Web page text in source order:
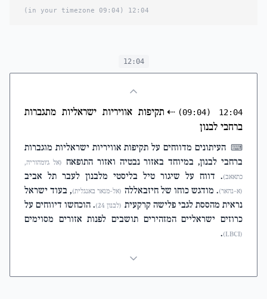
12:04
(09:04 in your timezone)
12:04
12:04
(09:04)
⇠ תקיפות אוויריות ישראליות מתגברות
ברחבי לבנון
⌨ העיתונים מדווחים על תקיפות אוויריות ישראליות מוגברות
ברחבי לבנון, במיוחד באזור נבטיה ואזור התופאח (אל ג'ומהוריה,
כתאאב). דווח על שיגור טיל בליסטי מלבנון לעבר תל אביב
(א-נהאר). מודגש כוחו של חיזבאללה (אל-מנאר באנגלית), בעוד ישראל
נראית מהססת לגבי פלישה קרקעית (לבנון 24)
. הוכחשו דיווחים על
כרוזים ישראליים המזהירים תושבים לפנות אזורים מסוימים
(LBCI)
.